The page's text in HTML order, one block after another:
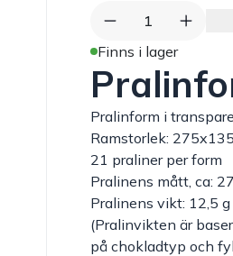
1
Finns i lager
Pralinform i
Ramstorlek:
21 praliner per form
Pralinens mått, ca:
Pralinens vikt: 12,5 g
(Pralinvikten är
på chokladtyp och